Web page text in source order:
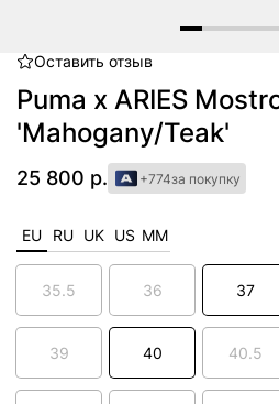
ItemОставить отзыв
Puma x ARIES
'Mahogany/Teak'
25 800 р. +774за покупку
EU RU UK US MM
35.5 36 37
39 40 40.5